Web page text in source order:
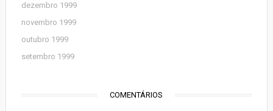
dezembro 1999
novembro 1999
outubro 1999
setembro 1999
COMENTÁRIOS